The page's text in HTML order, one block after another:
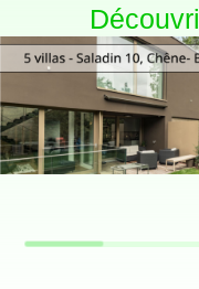
MAISONS INDIVIDUELLES